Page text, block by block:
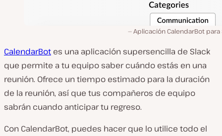
Aplicación CalendarBot para
CalendarBot es una aplicación supersencilla de Slack
que permite a tu equipo saber cuándo estás en una
reunión. Ofrece un tiempo estimado para la duración
de la reunión, así que tus compañeros de equipo
sabrán cuando anticipar tu regreso.
Con CalendarBot, puedes hacer que lo utilice todo el